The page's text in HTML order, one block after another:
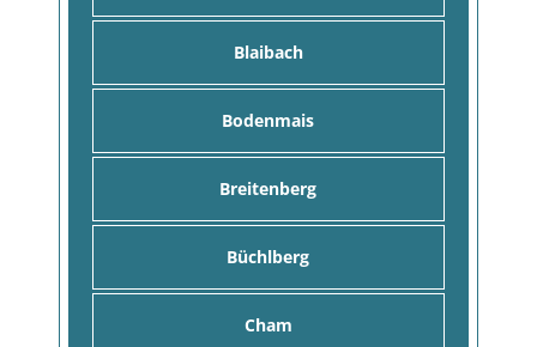
Blaibach
Bodenmais
Breitenberg
Büchlberg
Cham